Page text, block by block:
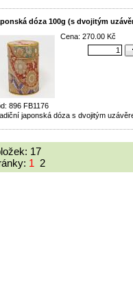
dóza 100g (s dvojitým
896 FB1176
Cena: 270.00 Kč
japonská dóza s dvojitým
17
1 2